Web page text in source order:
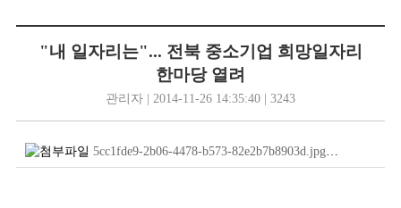
"내 일자리는"... 전북 중소기업 희망일자리
한마당 열려
관리자 | 2014-11-26 14:35:40 | 3243
5cc1fde9-2b06-4478-b573-82e2b7b8903d.jpg